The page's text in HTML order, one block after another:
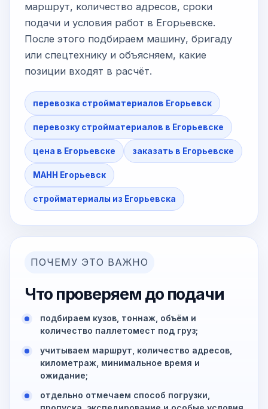
маршрут, количество адресов, сроки
подачи и условия работ в Егорьевске.
После этого подбираем машину, бригаду
или спецтехнику и объясняем, какие
позиции входят в расчёт.
перевозка стройматериалов Егорьевск
перевозку стройматериалов в Егорьевске
цена в Егорьевске заказать в Егорьевске
МАНН Егорьевск
стройматериалы из Егорьевска
ПОЧЕМУ ЭТО ВАЖНО
Что проверяем до подачи
подбираем кузов, тоннаж, объём и
количество паллетомест под груз;
учитываем маршрут, количество адресов,
километраж, минимальное время и
ожидание;
отдельно отмечаем способ погрузки,